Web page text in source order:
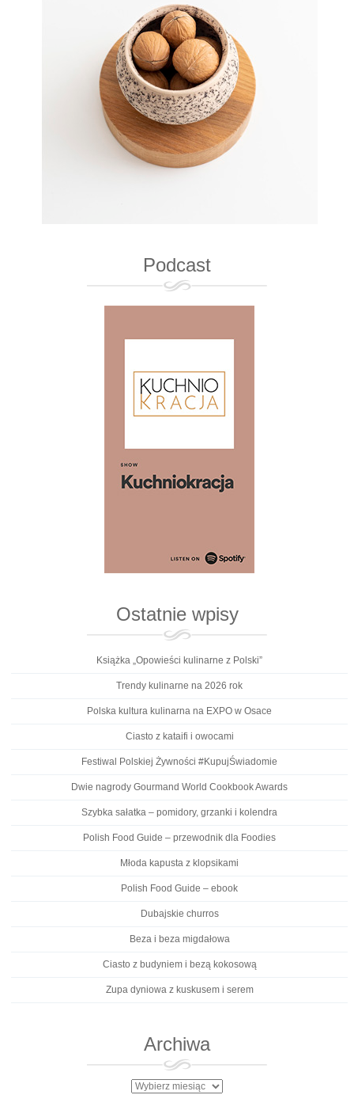
Podcast
Ostatnie wpisy
Książka „Opowieści kulinarne z Polski”
Trendy kulinarne na 2026 rok
Polska kultura kulinarna na EXPO w Osace
Ciasto z kataifi i owocami
Festiwal Polskiej Żywności #KupujŚwiadomie
Dwie nagrody Gourmand World Cookbook Awards
Szybka sałatka – pomidory, grzanki i kolendra
Polish Food Guide – przewodnik dla Foodies
Młoda kapusta z klopsikami
Polish Food Guide – ebook
Dubajskie churros
Beza i beza migdałowa
Ciasto z budyniem i bezą kokosową
Zupa dyniowa z kuskusem i serem
Archiwa
Archiwa